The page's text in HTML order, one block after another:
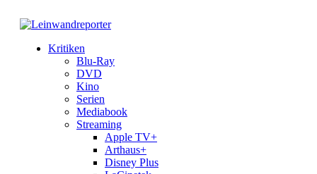
Kritiken
Blu-Ray
DVD
Kino
Serien
Mediabook
Streaming
Apple TV+
Arthaus+
Disney Plus